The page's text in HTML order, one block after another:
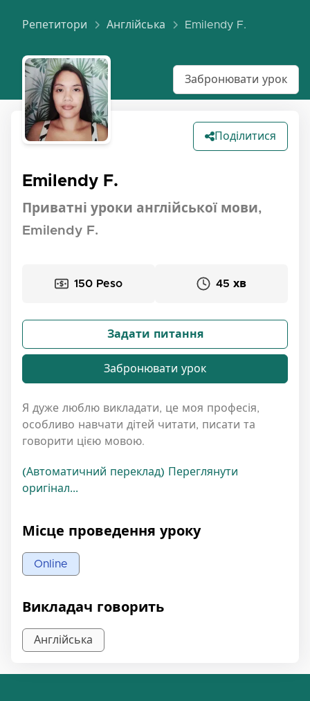
Репетитори Англійська Emilendy F.
Забронювати урок
Поділитися
Emilendy F.
Приватні уроки англійської мови,
Emilendy F.
150 Peso 45 хв
Задати питання
Забронювати урок
Я дуже люблю викладати, це моя професія,
особливо навчати дітей читати, писати та
говорити цією мовою.
(Автоматичний переклад) Переглянути
оригінал...
Місце проведення уроку
Online
Викладач говорить
Англійська